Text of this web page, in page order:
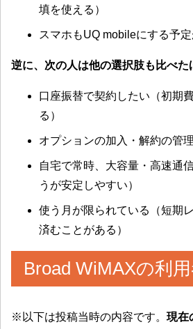
填を使える）
スマホもUQ mobileにする予
逆に、次の人は他の選択肢も比べた
口座振替で契約したい（初期
る）
オプションの加入・解約の管
自宅で常時、大容量・高速通
うが安定しやすい）
使う月が限られている（短期
済むことがある）
Broad WiMAXの利
※以下は投稿当時の内容です。 現在